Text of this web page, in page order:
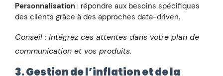
Personnalisation : répondre aux besoins spécifiques
des clients grâce à des approches data-driven.
Conseil : Intégrez ces attentes dans votre plan de
communication et vos produits.
3. Gestion de l’inflation et de la